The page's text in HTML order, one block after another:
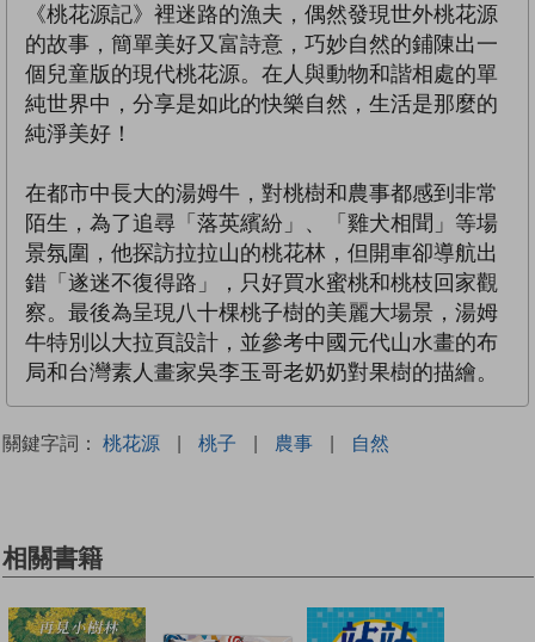
《桃花源記》裡迷路的漁夫，偶然發現世外桃花源
的故事，簡單美好又富詩意，巧妙自然的鋪陳出一
個兒童版的現代桃花源。在人與動物和諧相處的單
純世界中，分享是如此的快樂自然，生活是那麼的
純淨美好！
在都市中長大的湯姆牛，對桃樹和農事都感到非常
陌生，為了追尋「落英繽紛」、「雞犬相聞」等場
景氛圍，他探訪拉拉山的桃花林，但開車卻導航出
錯「遂迷不復得路」，只好買水蜜桃和桃枝回家觀
察。最後為呈現八十棵桃子樹的美麗大場景，湯姆
牛特別以大拉頁設計，並參考中國元代山水畫的布
局和台灣素人畫家吳李玉哥老奶奶對果樹的描繪。
關鍵字詞： 桃花源 | 桃子 | 農事 | 自然
相關書籍